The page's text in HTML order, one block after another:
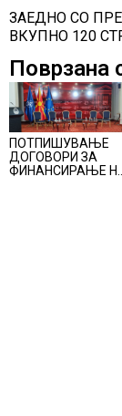
ЗАЕДНО СО
ВКУПНО 120
Поврзана
ПОТПИШУВАЊЕ
ДОГОВОРИ ЗА
ФИНАНСИРАЊЕ